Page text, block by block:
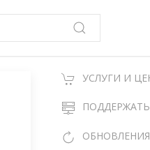
УСЛУГИ И
ОБНОВЛЕНИЯ